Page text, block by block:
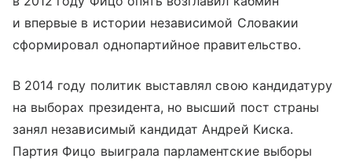
и впервые в истории независимой Словакии
сформировал однопартийное правительство.
В 2014 году политик выставлял свою кандидатуру
на выборах президента, но высший пост страны
занял независимый кандидат Андрей Киска.
Партия Фицо выиграла парламентские выборы